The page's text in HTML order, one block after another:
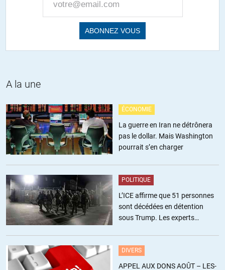
bien Obama,non? Mais le politiquement correct(la lâcheté,quoi)
+18 ALERTER
Fritz//01.12.2017 à 14h15
problèmes visuels).
Mais rassurez-vous, je fais partie des pervers qui osent dire du mal
de Barack H. Obama.
Disons qu’avec l’élection de sainte Hillary, nous aurions eu la totale :
après le 1er président black, la première présidente woman ! Ouah,
les States, toujours au top !
Et tous derrière eux, en ordre de bataille contre Bachar Poutine al-
A la une
ÉCONOMIE
La guerre en Iran ne détrônera
pas le dollar. Mais Washington
pourrait s’en charger
POLITIQUE
L’ICE affirme que 51 personnes
sont décédées en détention
sous Trump. Les experts
DIVERS
APPEL AUX DONS AOÛT – LES-